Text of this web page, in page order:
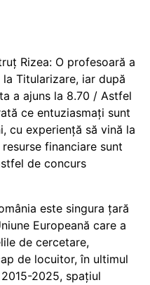
Rizea: O profesoară a
Titularizare, iar după
a ajuns la 8.70 / Astfel
ce entuziasmați sunt
cu experiență să vină la
financiare sunt
de concurs
este singura țară
Europeană care a
de cercetare,
de locuitor, în ultimul
2025, spațiul